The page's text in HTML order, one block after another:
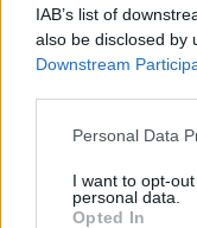
IAB’s list of
also be disclosed by
Downstream
Personal Data
I want to opt-
personal data.
Opted In